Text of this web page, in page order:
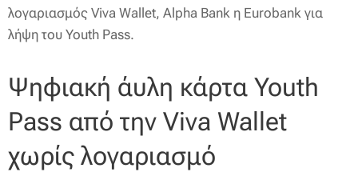
λογαριασμός Viva Wallet, Alpha Bank η Eurobank για
λήψη του Youth Pass.
Ψηφιακή άυλη κάρτα Youth
Pass από την Viva Wallet
χωρίς λογαριασμό